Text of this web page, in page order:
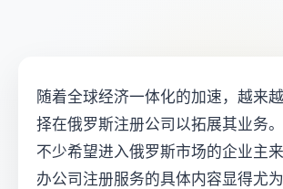
随着全球经济一体化的加速，越来
择在俄罗斯注册公司以拓展其业务
不少希望进入俄罗斯市场的企业主
办公司注册服务的具体内容显得尤